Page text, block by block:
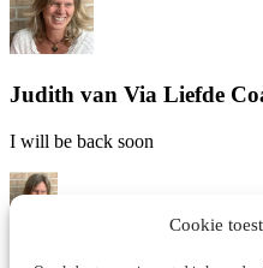
Cookie
Judith van Via Liefde
I will be back soon
Hallo! Judith van Via Liefde